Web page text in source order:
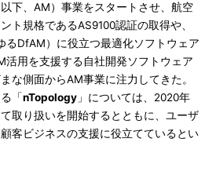
下、AM）事業をスタートさせ、航空
ト規格であるAS9100認証の取得や、
るDfAM）に役立つ最適化ソフトウェア
活用を支援する自社開発ソフトウェア
な側面からAM事業に注力してきた。
「nTopology 」については、2020年
取り扱いを開始するとともに、ユーザ
客ビジネスの支援に役立てているとい